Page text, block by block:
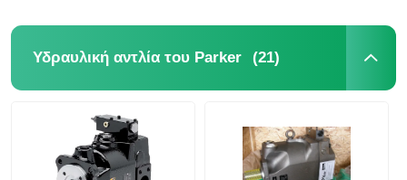
Υδραυλική αντλία του Parker (21)